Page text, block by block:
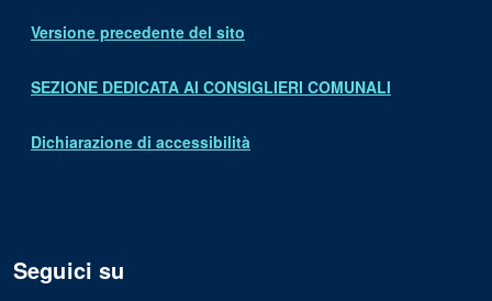
Versione precedente del sito
SEZIONE DEDICATA AI CONSIGLIERI COMUNALI
Dichiarazione di accessibilità
Seguici su